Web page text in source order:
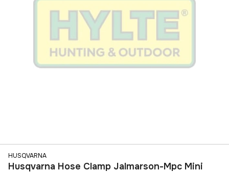
HUSQVARNA
Husqvarna Hose Clamp Jalmarson-Mpc Mini